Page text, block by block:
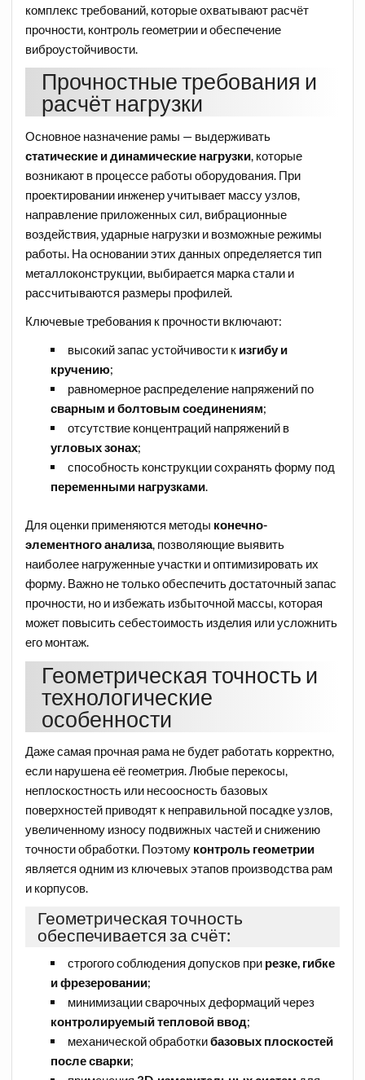
комплекс требований, которые охватывают расчёт
прочности, контроль геометрии и обеспечение
виброустойчивости.
Прочностные требования и
расчёт нагрузки
Основное назначение рамы — выдерживать
статические и динамические нагрузки, которые
возникают в процессе работы оборудования. При
проектировании инженер учитывает массу узлов,
направление приложенных сил, вибрационные
воздействия, ударные нагрузки и возможные режимы
работы. На основании этих данных определяется тип
металлоконструкции, выбирается марка стали и
рассчитываются размеры профилей.
Ключевые требования к прочности включают:
высокий запас устойчивости к изгибу и
кручению;
равномерное распределение напряжений по
сварным и болтовым соединениям;
отсутствие концентраций напряжений в
угловых зонах;
способность конструкции сохранять форму под
переменными нагрузками.
Для оценки применяются методы конечно-
элементного анализа, позволяющие выявить
наиболее нагруженные участки и оптимизировать их
форму. Важно не только обеспечить достаточный запас
прочности, но и избежать избыточной массы, которая
может повысить себестоимость изделия или усложнить
его монтаж.
Геометрическая точность и
технологические
особенности
Даже самая прочная рама не будет работать корректно,
если нарушена её геометрия. Любые перекосы,
неплоскостность или несоосность базовых
поверхностей приводят к неправильной посадке узлов,
увеличенному износу подвижных частей и снижению
точности обработки. Поэтому контроль геометрии
является одним из ключевых этапов производства рам
и корпусов.
Геометрическая точность
обеспечивается за счёт:
строгого соблюдения допусков при резке, гибке
и фрезеровании;
минимизации сварочных деформаций через
контролируемый тепловой ввод;
механической обработкибазовых плоскостей
после сварки;